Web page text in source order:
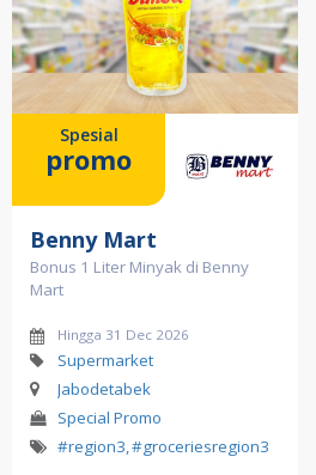
Spesial
promo
Benny Mart
Bonus 1 Liter Minyak di Benny
Mart
Hingga 31 Dec 2026
Supermarket
Jabodetabek
Special Promo
#region3,#groceriesregion3